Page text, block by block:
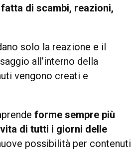
di scambi, reazioni,
solo la reazione e il
all’interno della
vengono creati e
forme sempre più
di tutti i giorni delle
possibilità per contenuti